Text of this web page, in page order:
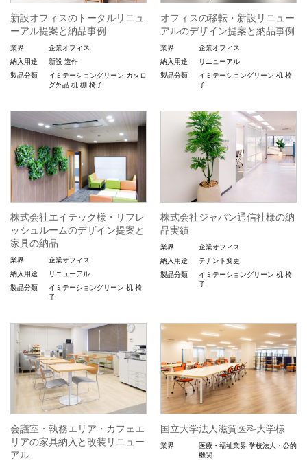
新設オフィスのトータルリニュ
ーアル提案と納品事例
業界
企業オフィス
納入用途
新設 造作
製品分類
イミテーショングリーン カタロ
グ外品 机 棚 椅子
オフィスの移転・新設リニュー
アルのデザイン提案と納品事例
業界
企業オフィス
納入用途
リニューアル
製品分類
イミテーショングリーン 机 椅
子
株式会社エイテック様・リフレ
ッシュルームのデザイン提案と
家具の納品
業界
企業オフィス
納入用途
リニューアル
製品分類
イミテーショングリーン 机 椅
子
株式会社ジャパン通信社様の納
品実績
業界
企業オフィス
納入用途
テナント変更
製品分類
イミテーショングリーン 机 椅
子
会議室・執務エリア・カフェエ
リアの家具納入と改装リニュー
アル
国立大学法人滋賀医科大学様
業界 医療・福祉業界 学校法人・公的
機関